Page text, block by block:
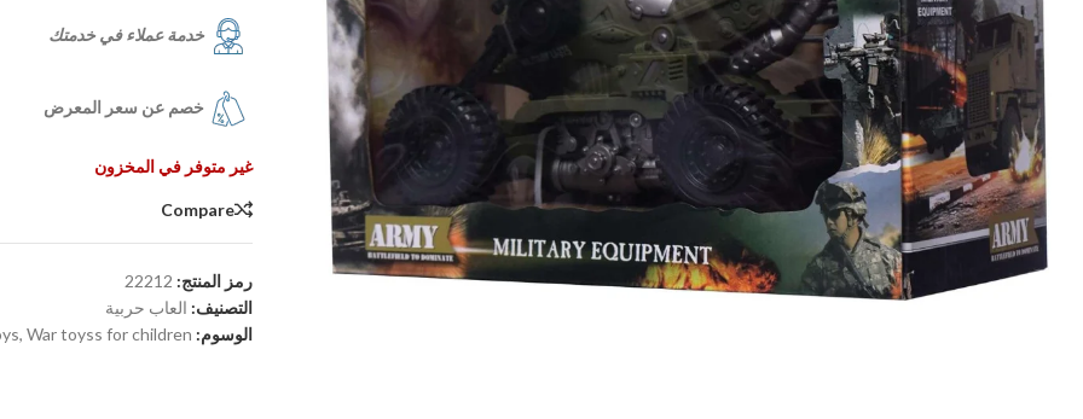
خدمة عملاء في خدمتك
خصم عن سعر المعرض
غير متوفر في المخزون
Compare
رمز المنتج: 22212
التصنيف: العاب حربية
الوسوم:
, War toyss for children